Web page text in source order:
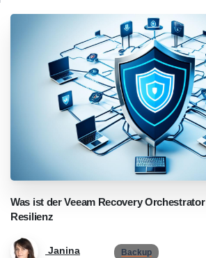
Was ist der Veeam Recovery Orchestrator
Resilienz
Janina
Backup